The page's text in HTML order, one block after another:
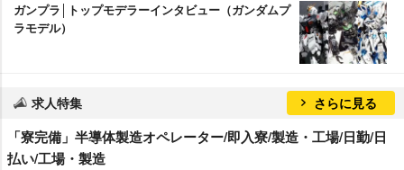
ガンプラ│トップモデラーインタビュー（ガンダムプ
ラモデル）
求人特集 さらに見る
「寮完備」半導体製造オペレーター/即入寮/製造・工場/日勤/日
払い/工場・製造